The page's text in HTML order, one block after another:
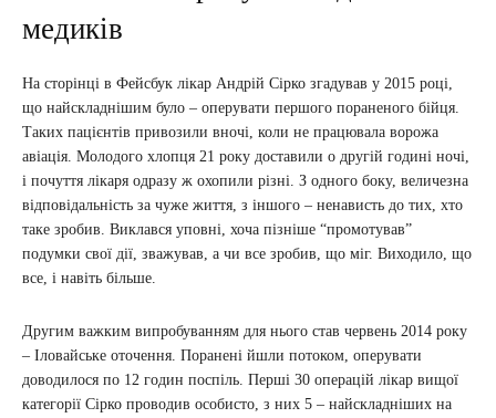
медиків
На сторінці в Фейсбук лікар Андрій Сірко згадував у 2015 році,
що найскладнішим було – оперувати першого пораненого бійця.
Таких пацієнтів привозили вночі, коли не працювала ворожа
авіація. Молодого хлопця 21 року доставили о другій годині ночі,
і почуття лікаря одразу ж охопили різні. З одного боку, величезна
відповідальність за чуже життя, з іншого – ненависть до тих, хто
таке зробив. Виклався уповні, хоча пізніше “промотував”
подумки свої дії, зважував, а чи все зробив, що міг. Виходило, що
все, і навіть більше.
Другим важким випробуванням для нього став червень 2014 року
– Іловайське оточення. Поранені йшли потоком, оперувати
доводилося по 12 годин поспіль. Перші 30 операцій лікар вищої
категорії Сірко проводив особисто, з них 5 – найскладніших на